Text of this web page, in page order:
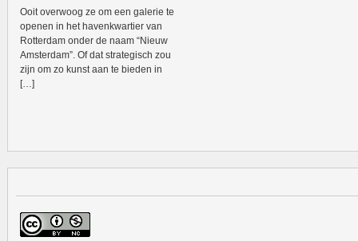
Ooit overwoog ze om een galerie te
openen in het havenkwartier van
Rotterdam onder de naam “Nieuw
Amsterdam”. Of dat strategisch zou
zijn om zo kunst aan te bieden in
[…]